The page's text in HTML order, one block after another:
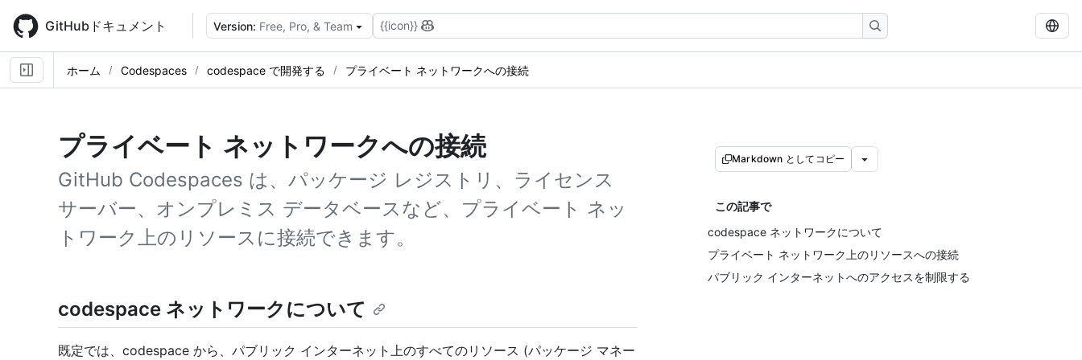
main
content
GitHubドキュメント Version: Free, Pro, & Team {{icon}}
ホーム Codespaces codespace で開発する プライベート ネットワークへの接続
プライベート ネットワークへの接続
GitHub Codespaces は、パッケージ レジストリ、ライセンス
サーバー、オンプレミス データベースなど、プライベート ネッ
トワーク上のリソースに接続できます。
Markdown としてコピー
この記事で
codespace ネットワークについて
プライベート ネットワーク上のリソースへの接続
パブリック インターネットへのアクセスを制限する
codespace ネットワークについて
既定では、codespace から、パブリック インターネット上のすべてのリソース (パッケージ マネー